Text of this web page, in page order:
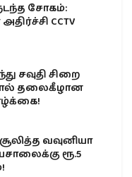
சோகம்:
CCTV
சவுதி சிறை
தலைகீழான
வவுனியா
ரூ.5